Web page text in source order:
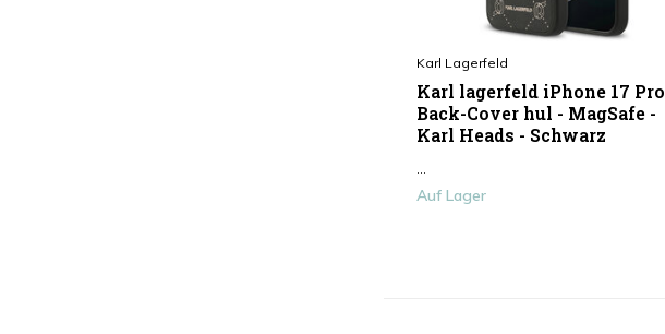
Karl Lagerfeld
Karl lagerfeld iPhone 17 Pro
Back-Cover hul - MagSafe -
Karl Heads - Schwarz
...
Auf Lager